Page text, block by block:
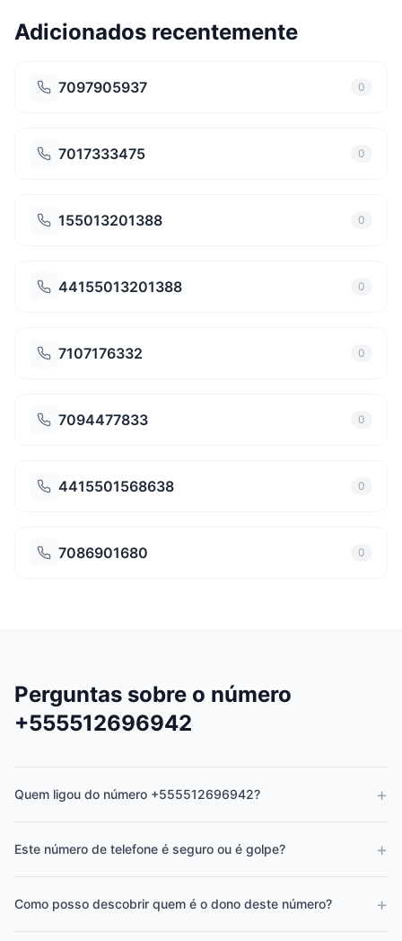
Adicionados recentemente
7097905937 0
7017333475 0
155013201388 0
44155013201388 0
7107176332 0
7094477833 0
4415501568638 0
7086901680 0
Perguntas sobre o número
+555512696942
Quem ligou do número +555512696942? +
Este número de telefone é seguro ou é golpe? +
Como posso descobrir quem é o dono deste número? +